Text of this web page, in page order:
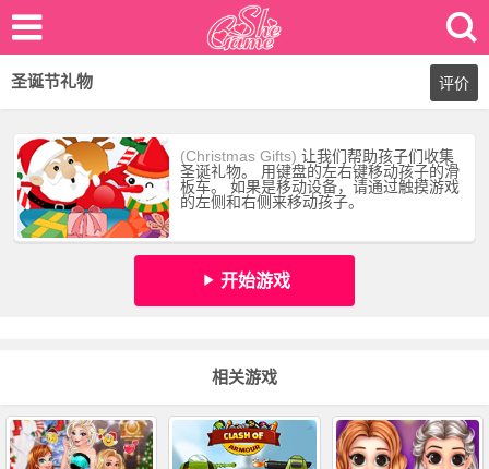
圣诞节礼物 评价
(Christmas Gifts) 让我们帮助孩子们收集
圣诞礼物。 用键盘的左右键移动孩子的滑
板车。 如果是移动设备，请通过触摸游戏
的左侧和右侧来移动孩子。
开始游戏
相关游戏